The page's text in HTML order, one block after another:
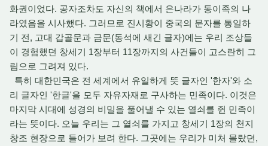
화권이었다. 공자조차도 자신의 책에서 은나라가 동이족의 나
라였음을 시사했다. 그러므로 진시황이 중국의 문자를 통일하
기 전, 고대 갑골문과 금문(동석에 새긴 글자)에는 우리 조상들
이 경험했던 창세기 1장부터 11장까지의 사건들이 고스란히 그
림으로 그려져 있다.
특히 대한민국은 전 세계에서 유일하게 뜻 글자인 '한자'와 소
리 글자인 '한글'을 모두 자유자재로 구사하는 민족이다. 이것은
마지막 시대에 성경의 비밀을 풀어낼 수 있는 열쇠를 쥔 민족이
라는 뜻이다. 오늘 우리는 그 열쇠를 가지고 창세기 1장의 천지
창조 현장으로 들어가 보려 한다. 그곳에는 우리가 미처 몰랐던,